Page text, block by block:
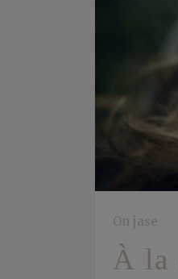
On jase
À la